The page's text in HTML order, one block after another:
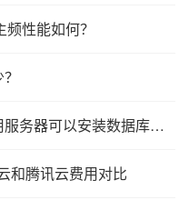
性能如何？
到现在2023年腾讯云轻量应用服务器可以安装数据库吗？
和腾讯云费用对比